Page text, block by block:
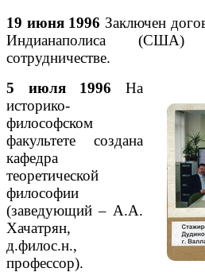
19 июня 1996 Заключен
Индианаполиса (США)
сотрудничестве.
5 июля 1996 На
историко-
философском
факультете создана
кафедра
теоретической
философии
(заведующий – А.А.
Хачатрян,
д.филос.н.,
профессор).